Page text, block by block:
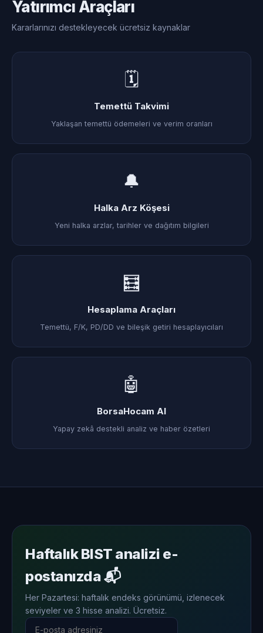
Yatırımcı Araçları
Kararlarınızı destekleyecek ücretsiz kaynaklar
🗓
Temettü Takvimi
Yaklaşan temettü ödemeleri ve verim oranları
🔔
Halka Arz Köşesi
Yeni halka arzlar, tarihler ve dağıtım bilgileri
🧮
Hesaplama Araçları
Temettü, F/K, PD/DD ve bileşik getiri hesaplayıcıları
🤖
BorsaHocam AI
Yapay zekâ destekli analiz ve haber özetleri
Haftalık BIST analizi e-
postanızda 📬
Her Pazartesi: haftalık endeks görünümü, izlenecek
seviyeler ve 3 hisse analizi. Ücretsiz.